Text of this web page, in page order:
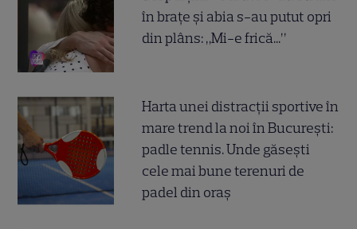
în brațe și abia s-au putut opri
din plâns: „Mi-e frică...”
Harta unei distracții sportive în
mare trend la noi în București:
padle tennis. Unde găsești
cele mai bune terenuri de
padel din oraș